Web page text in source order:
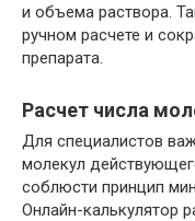
и объема раствора.
ручном расчете и
препарата.
Расчет числа
Для специалистов
молекул
соблюсти принцип
Онлайн-калькулятор